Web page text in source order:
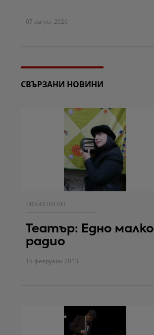
07 август 2026
СВЪРЗАНИ НОВИНИ
ЛЮБОПИТНО
Театър: Едно малко
радио
15 февруари 2013